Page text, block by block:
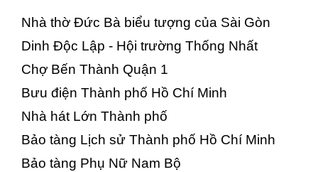
Nhà thờ Đức Bà biểu tượng của Sài Gòn
Dinh Độc Lập - Hội trường Thống Nhất
Chợ Bến Thành Quận 1
Bưu điện Thành phố Hồ Chí Minh
Nhà hát Lớn Thành phố
Bảo tàng Lịch sử Thành phố Hồ Chí Minh
Bảo tàng Phụ Nữ Nam Bộ